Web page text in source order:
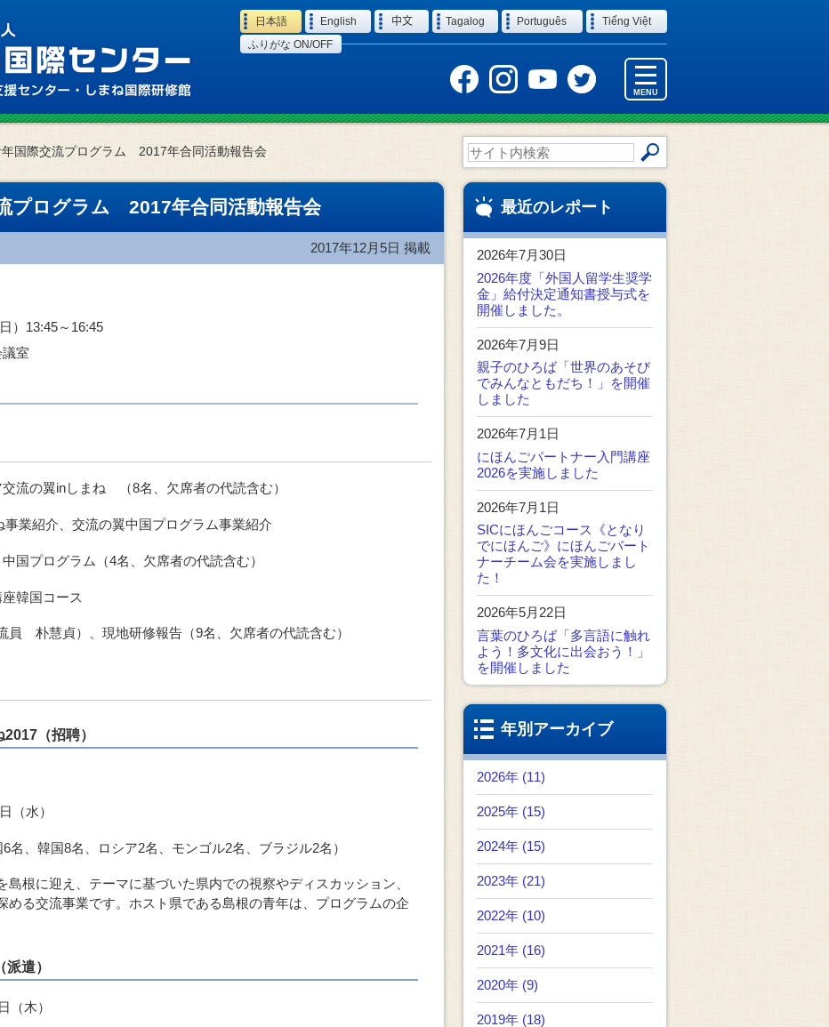
Language
日本語 English 中文 Tagalog Português
Tiếng Việt
ふりがな ON/OFF
MENU
サ
イ
ト
内
年国際交流プログラム 2017年合同活動報告会
プログラム 2017年合同活動報告会
2017年12月5日 掲載
）13:45～16:45
室
流の翼inしまね （8名、欠席者の代読含む）
事業紹介、交流の翼中国プログラム事業紹介
プログラム（4名、欠席者の代読含む）
韓国コース
員 朴慧貞）、現地研修報告（9名、欠席者の代読含む）
（招聘）
（水）
名、韓国8名、ロシア2名、モンゴル2名、ブラジル2名）
根に迎え、テーマに基づいた県内での視察やディスカッション、
める交流事業です。ホスト県である島根の青年は、プログラムの企
遣）
（木）
最近のレポート
2026年7月30日
2026年度「外国人留学生奨学
金」給付決定通知書授与式を
開催しました。
2026年7月9日
親子のひろば「世界のあそび
でみんなともだち！」を開催
しました
2026年7月1日
にほんごパートナー入門講座
2026を実施しました
2026年7月1日
SICにほんごコース《となり
でにほんご》にほんごパート
ナーチーム会を実施しまし
た！
2026年5月22日
言葉のひろば「多言語に触れ
よう！多文化に出会おう！」
を開催しました
年別アーカイブ
2026年 (11)
2025年 (15)
2024年 (15)
2023年 (21)
2022年 (10)
2021年 (16)
2020年 (9)
2019年 (18)